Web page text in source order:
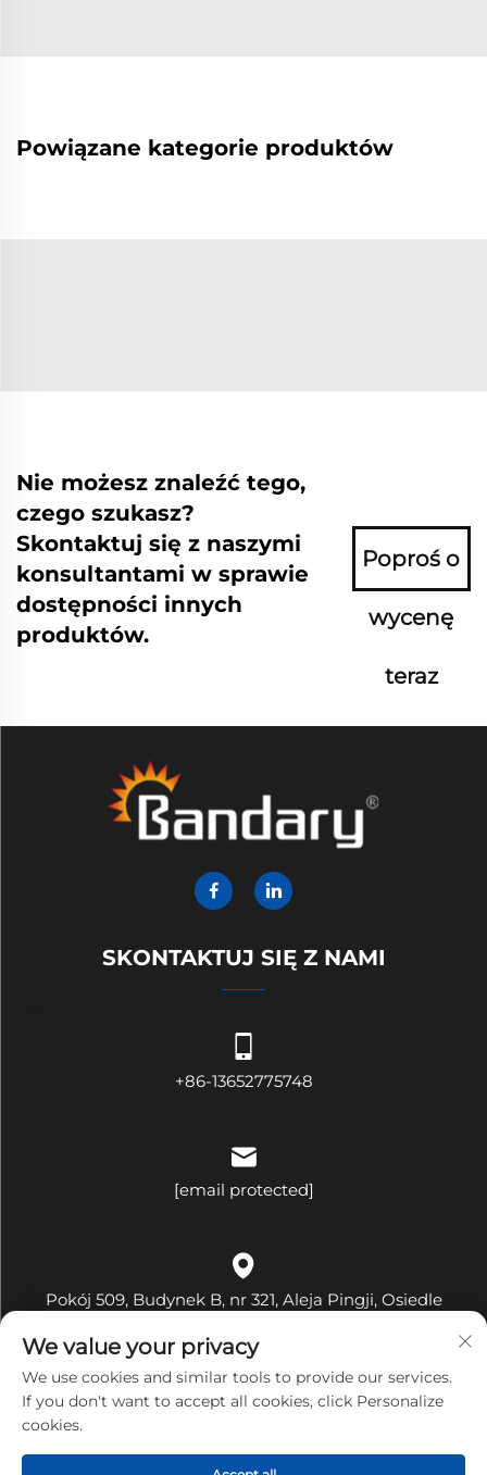
Powiązane kategorie produktów
Nie możesz znaleźć tego,
czego szukasz?
Skontaktuj się z naszymi
konsultantami w sprawie
dostępności innych
produktów.
Poproś o
wycenę
teraz
SKONTAKTUJ SIĘ Z NAMI
+86-13652775748
[email protected]
Pokój 509, Budynek B, nr 321, Aleja Pingji, Osiedle
Shenzhen, Prowincja Guangdong, Chiny
Copyright © Shenzhen Bandary Technology Co., Ltd.
We value your privacy
We use cookies and similar tools to provide our services.
If you don't want to accept all cookies, click Personalize
cookies.